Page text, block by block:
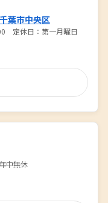
葉市中央区
定休日：第一月曜日
中無休